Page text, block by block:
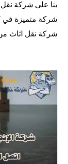
بنا على شركة
شركة متميزة في
شركة نقل اثاث